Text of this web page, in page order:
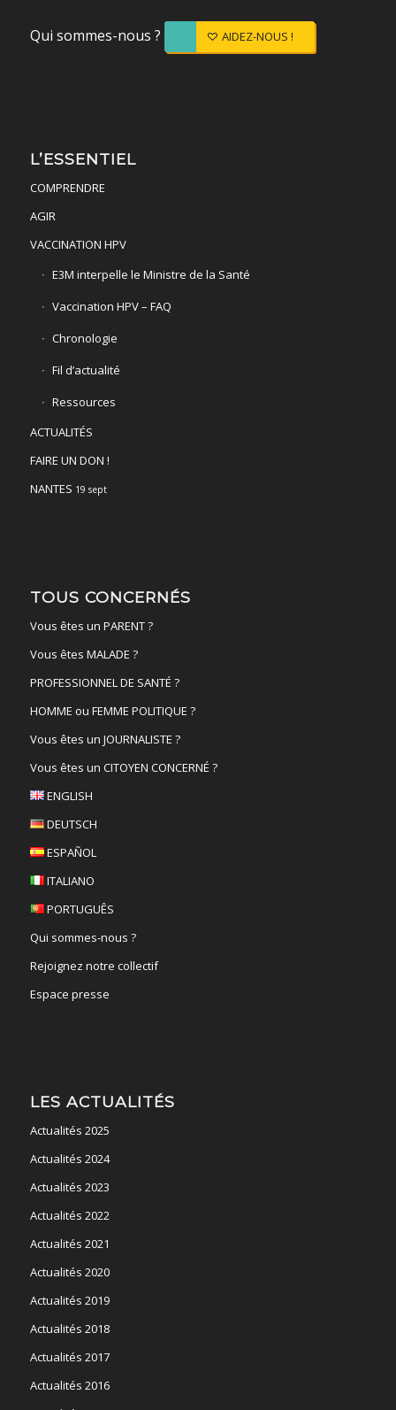
Qui sommes-nous ? AIDEZ-NOUS !
L’ESSENTIEL
COMPRENDRE
AGIR
VACCINATION HPV
E3M interpelle le Ministre de la Santé
Vaccination HPV – FAQ
Chronologie
Fil d’actualité
Ressources
ACTUALITÉS
FAIRE UN DON !
NANTES 19 sept
TOUS CONCERNÉS
Vous êtes un PARENT ?
Vous êtes MALADE ?
PROFESSIONNEL DE SANTÉ ?
HOMME ou FEMME POLITIQUE ?
Vous êtes un JOURNALISTE ?
Vous êtes un CITOYEN CONCERNÉ ?
ENGLISH
DEUTSCH
ESPAÑOL
ITALIANO
PORTUGUÊS
Qui sommes-nous ?
Rejoignez notre collectif
Espace presse
LES ACTUALITÉS
Actualités 2025
Actualités 2024
Actualités 2023
Actualités 2022
Actualités 2021
Actualités 2020
Actualités 2019
Actualités 2018
Actualités 2017
Actualités 2016